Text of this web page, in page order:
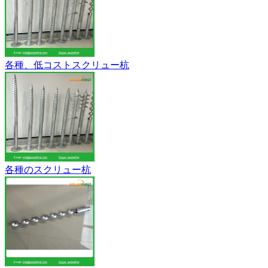
各種、低コストスクリュー杭
各種のスクリュー杭